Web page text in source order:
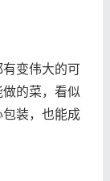
变伟大的可
的菜，看似
装，也能成